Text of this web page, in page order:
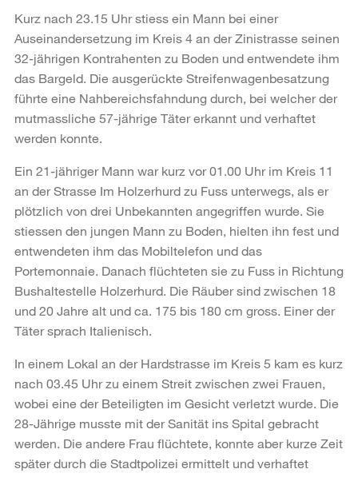
Kurz nach 23.15 Uhr stiess ein Mann bei einer
Auseinandersetzung im Kreis 4 an der Zinistrasse seinen
32-jährigen Kontrahenten zu Boden und entwendete ihm
das Bargeld. Die ausgerückte Streifenwagenbesatzung
führte eine Nahbereichsfahndung durch, bei welcher der
mutmassliche 57-jährige Täter erkannt und verhaftet
werden konnte.
Ein 21-jähriger Mann war kurz vor 01.00 Uhr im Kreis 11
an der Strasse Im Holzerhurd zu Fuss unterwegs, als er
plötzlich von drei Unbekannten angegriffen wurde. Sie
stiessen den jungen Mann zu Boden, hielten ihn fest und
entwendeten ihm das Mobiltelefon und das
Portemonnaie. Danach flüchteten sie zu Fuss in Richtung
Bushaltestelle Holzerhurd. Die Räuber sind zwischen 18
und 20 Jahre alt und ca. 175 bis 180 cm gross. Einer der
Täter sprach Italienisch.
In einem Lokal an der Hardstrasse im Kreis 5 kam es kurz
nach 03.45 Uhr zu einem Streit zwischen zwei Frauen,
wobei eine der Beteiligten im Gesicht verletzt wurde. Die
28-Jährige musste mit der Sanität ins Spital gebracht
werden. Die andere Frau flüchtete, konnte aber kurze Zeit
später durch die Stadtpolizei ermittelt und verhaftet